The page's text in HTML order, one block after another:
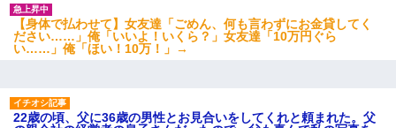
【身体で払わせて】女友達「ごめん、何も言わずにお金貸してく
ださい……」俺「いいよ！いくら？」女友達「10万円ぐら
い……」俺「ほい！10万！」→
22歳の頃、父に36歳の男性とお見合いをしてくれと頼まれた。父